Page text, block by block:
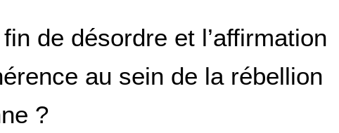
de désordre et l’affirmation
au sein de la rébellion
?